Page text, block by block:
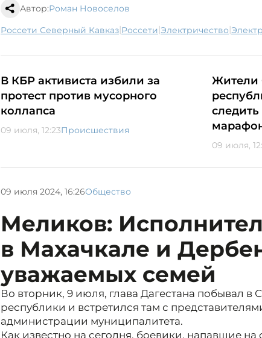
Автор:Роман Новоселов
Россети Северный Кавказ| Россети| электричество|
В КБР активиста избили за
протест против мусорного
коллапса
09 июля, 12:23Происшествия
Жители
09 июля,
09 июля 2024, 16:26Общество
Меликов:
в Махачкале и
уважаемых семей
Во вторник, 9 июля, глава Дагестана побывал в
республики и встретился там с
администрации муниципалитета.
Как известно на сегодня, боевики, напавшие на